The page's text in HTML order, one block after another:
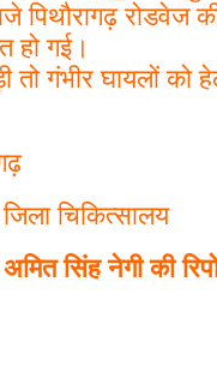
पिथौरागढ़
हो गई।
गंभीर घायलों को
चिकित्सालय
सिंह नेगी की